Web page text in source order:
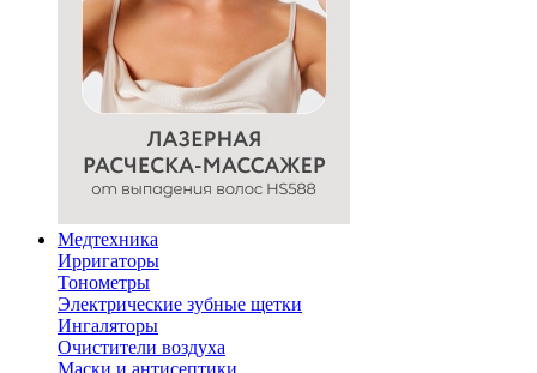
Медтехника
Ирригаторы
Тонометры
Электрические зубные щетки
Ингаляторы
Очистители воздуха
Маски и антисептики